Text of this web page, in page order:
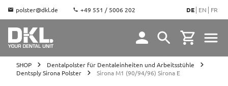
polster@dkl.de +49 551 / 5006 202 DE EN FR
SHOP
Dentalpolster für Dentaleinheiten und Arbeitsstühle
Dentsply Sirona Polster
Sirona M1 (90/94/96) Sirona E